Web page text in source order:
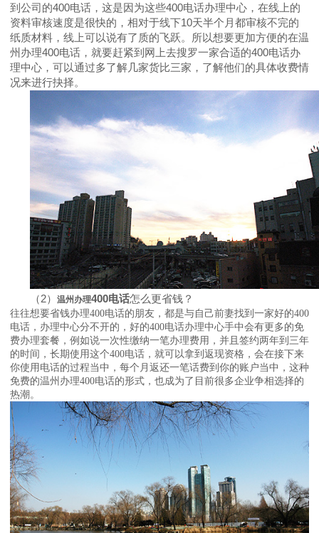
到公司的400电话，这是因为这些400电话办理中心，在线上的
资料审核速度是很快的，相对于线下10天半个月都审核不完的
纸质材料，线上可以说有了质的飞跃。所以想要更加方便的在温
州办理400电话，就要赶紧到网上去搜罗一家合适的400电话办
理中心，可以通过多了解几家货比三家，了解他们的具体收费情
况来进行抉择。
（2） 温州办理400电话怎么更省钱？
往往想要省钱办理400电话的朋友，都是与自己前妻找到一家好的400
电话，办理中心分不开的，好的400电话办理中心手中会有更多的免
费办理套餐，例如说一次性缴纳一笔办理费用，并且签约两年到三年
的时间，长期使用这个400电话，就可以拿到返现资格，会在接下来
你使用电话的过程当中，每个月返还一笔话费到你的账户当中，这种
免费的温州办理400电话的形式，也成为了目前很多企业争相选择的
热潮。